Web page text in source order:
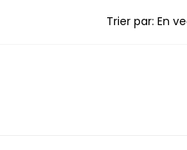
Trier par: En